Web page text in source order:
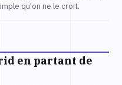
qu'on ne le croit.
en partant de